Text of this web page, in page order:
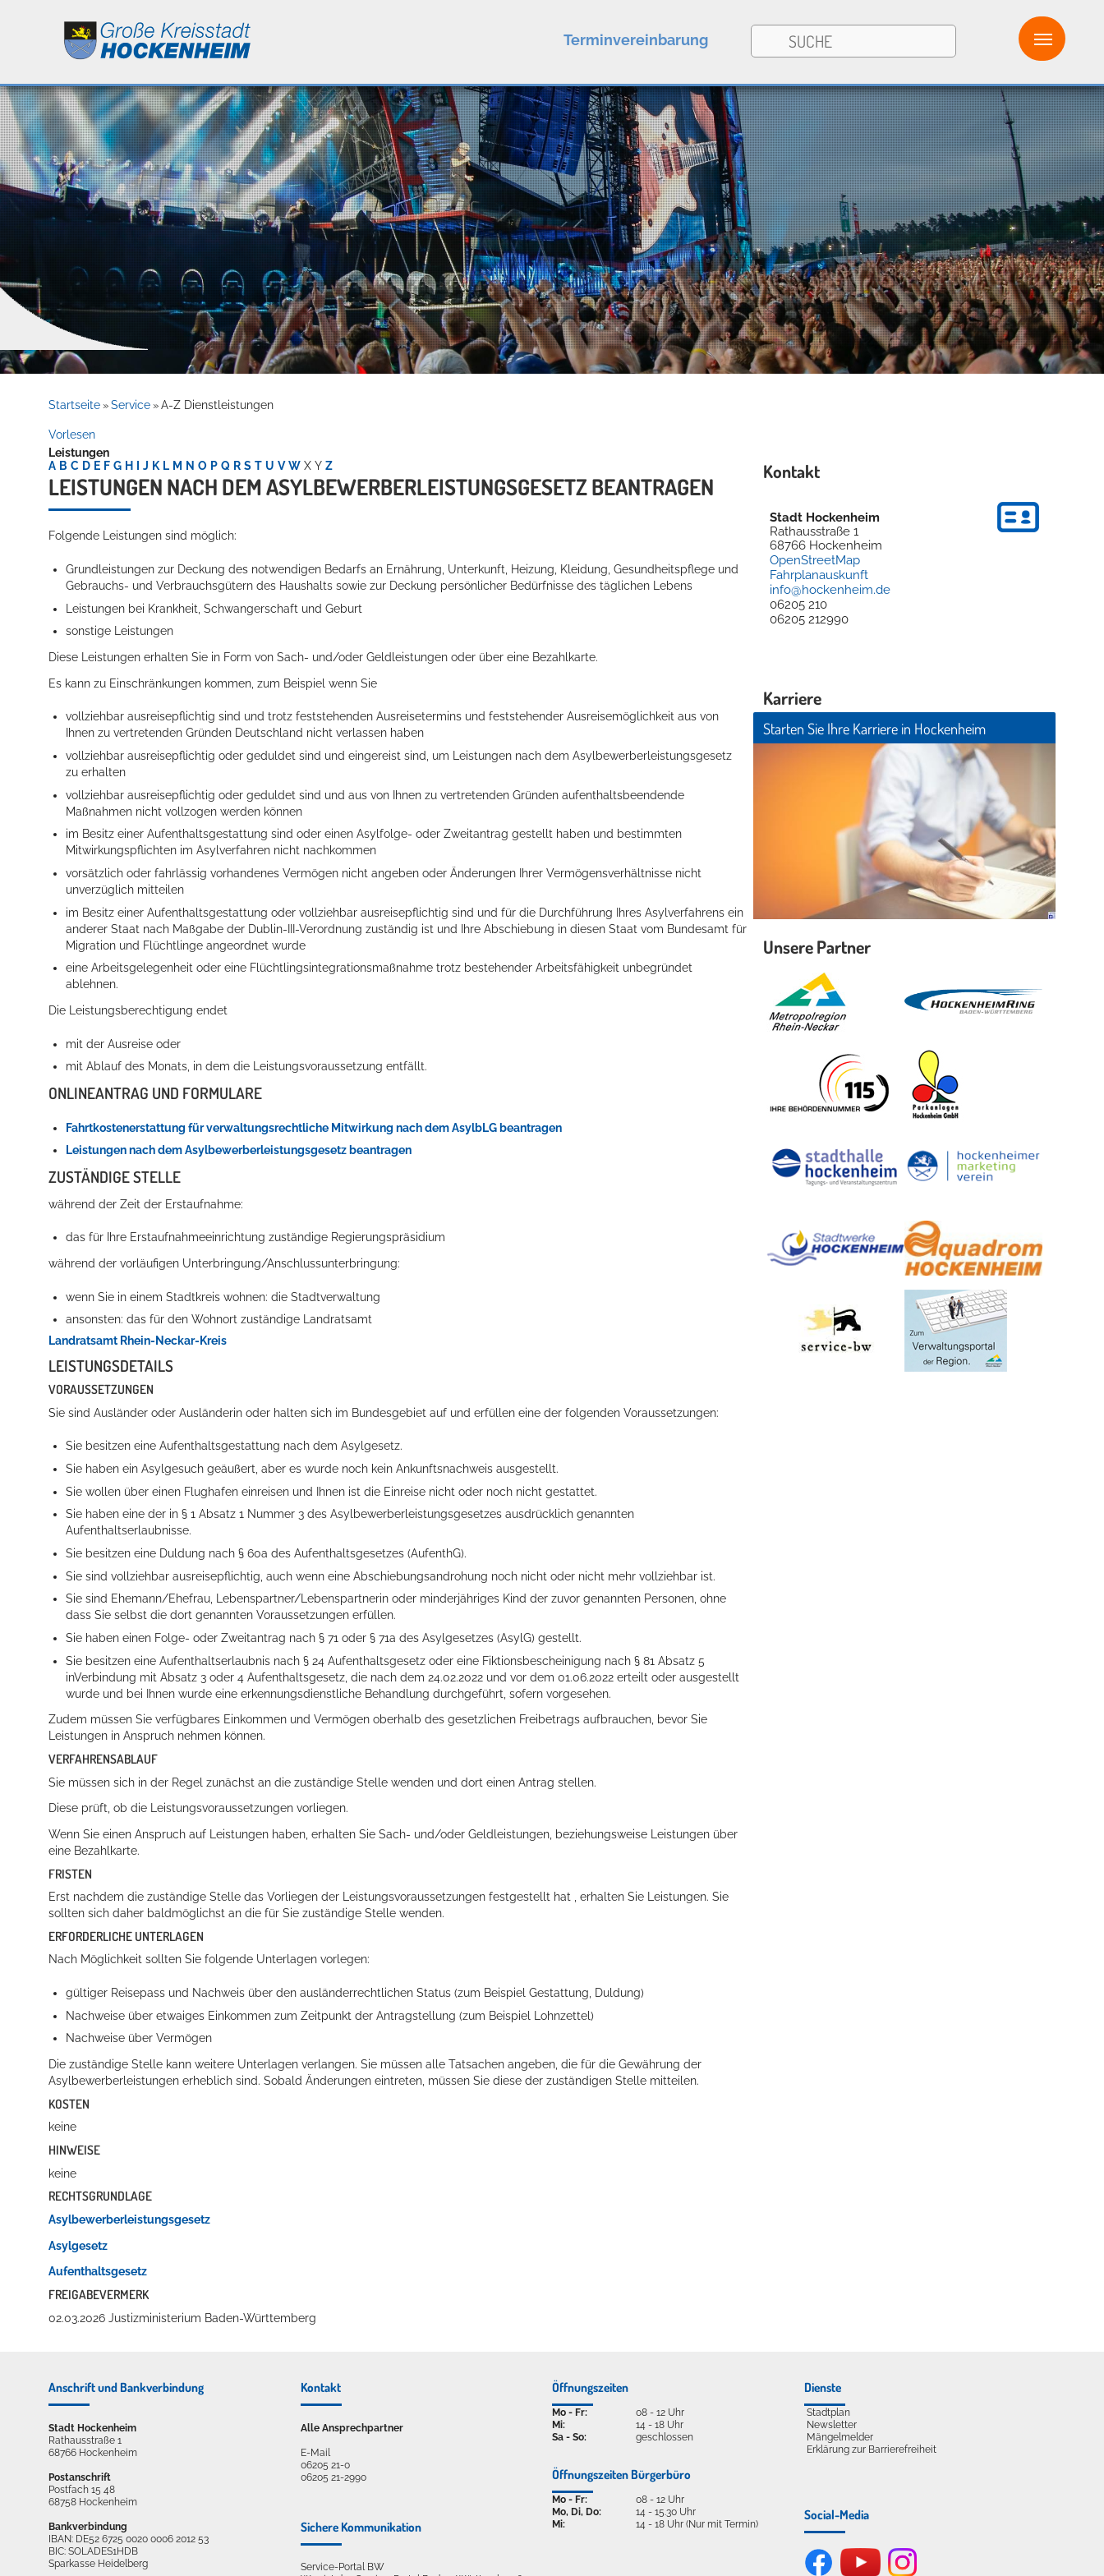
Leben
Kultur
Service
Terminvereinbarung
Willkommen in Hockenheim
Konzerte, Tagungen und vieles mehr
Die Stadthalle Hockenheim bietet den perfekten Standort für Events aller Art!
mehr dazu...
Erleben in Hockenheim
Startseite » Service » A-Z Dienstleistungen
Vorlesen
Leistungen
A B C D E F G H J K L M N O P Q R S T U V W X Y Z
LEISTUNGEN NACH DEM ASYLBEWERBERLEISTUNGSGESETZ BEANTRAGEN
Folgende Leistungen sind möglich:
Grundleistungen zur Deckung des notwendigen Bedarfs an Ernährung, Unterkunft, Heizung, Kleidung, Gesundheitspflege und
Gebrauchs- und Verbrauchsgütern des Haushalts sowie zur Deckung persönlicher Bedürfnisse des täglichen Lebens
Leistungen bei Krankheit, Schwangerschaft und Geburt
sonstige Leistungen
Diese Leistungen erhalten Sie in Form von Sach- und/oder Geldleistungen oder über eine Bezahlkarte.
Es kann zu Einschränkungen kommen, zum Beispiel wenn Sie
vollziehbar ausreisepflichtig sind und trotz feststehenden Ausreisetermins und feststehender Ausreisemöglichkeit aus von
Ihnen zu vertretenden Gründen Deutschland nicht verlassen haben
vollziehbar ausreisepflichtig oder geduldet sind undeingereist sind, um Leistungen nach dem Asylbewerberleistungsgesetz
zu erhalten
vollziehbar ausreisepflichtig oder geduldet sind und aus von Ihnen zu vertretenden Gründen aufenthaltsbeendende
Maßnahmen nicht vollzogen werden können
im Besitz einer Aufenthaltsgestattung sind oder einen Asylfolge- oder Zweitantrag gestellt haben und bestimmten
Mitwirkungspflichten im Asylverfahren nicht nachkommen
vorsätzlich oder fahrlässig vorhandenes Vermögen nicht angeben oder Änderungen Ihrer Vermögensverhältnisse nicht
unverzüglich mitteilen
im Besitz einer Aufenthaltsgestattung oder vollziehbar ausreisepflichtig sind und für die Durchführung Ihres Asylverfahrens ein
anderer Staat nach Maßgabe der Dublin-III-Verordnung zuständig ist und Ihre Abschiebung in diesen Staat vom Bundesamt für
Migration und Flüchtlinge angeordnet wurde
eine Arbeitsgelegenheit oder eine Flüchtlingsintegrationsmaßnahme trotz bestehender Arbeitsfähigkeit unbegründet
ablehnen.
Die Leistungsberechtigung endet
mit der Ausreise oder
mit Ablauf des Monats, in demdie Leistungsvoraussetzung entfällt.
ONLINEANTRAG UND FORMULARE
Fahrtkostenerstattung für verwaltungsrechtliche Mitwirkung nach dem AsylbLG beantragen
Leistungen nach dem Asylbewerberleistungsgesetz beantragen
ZUSTÄNDIGE STELLE
während der Zeit der Erstaufnahme:
das für Ihre Erstaufnahmeeinrichtung zuständige Regierungspräsidium
während der vorläufigen Unterbringung/Anschlussunterbringung:
wenn Sie in einem Stadtkreis wohnen: die Stadtverwaltung
ansonsten: das für den Wohnort zuständige Landratsamt
Landratsamt Rhein-Neckar-Kreis
LEISTUNGSDETAILS
VORAUSSETZUNGEN
Sie sind Ausländer oder Ausländerin oder halten sich im Bundesgebiet auf und erfüllen eine der folgenden Voraussetzungen:
Sie besitzen eine Aufenthaltsgestattung nach dem Asylgesetz.
Sie haben ein Asylgesuch geäußert, aber es wurde noch kein Ankunftsnachweis ausgestellt.
Sie wollen über einen Flughafen einreisen und Ihnen ist die Einreise nicht oder noch nicht gestattet.
Sie haben eine der in § 1 Absatz 1 Nummer 3 des Asylbewerberleistungsgesetzes ausdrücklich genannten
Aufenthaltserlaubnisse.
Sie besitzen eine Duldung nach § 60a des Aufenthaltsgesetzes (AufenthG).
Sie sind vollziehbar ausreisepflichtig, auch wenn eine Abschiebungsandrohung noch nicht oder nicht mehr vollziehbar ist.
Sie sind Ehemann/Ehefrau, Lebenspartner/Lebenspartnerin oder minderjähriges Kind der zuvor genannten Personen, ohne
dass Sie selbst die dort genannten Voraussetzungen erfüllen.
Sie haben einen Folge- oder Zweitantrag nach § 71 oder § 71a des Asylgesetzes (AsylG) gestellt.
Sie besitzen eine Aufenthaltserlaubnis nach § 24 Aufenthaltsgesetz oder eine Fiktionsbescheinigung nach § 81 Absatz 5
inVerbindung mit Absatz 3 oder 4 Aufenthaltsgesetz, die nach dem 24.02.2022 und vor dem 01.06.2022 erteilt oder ausgestellt
wurde und bei Ihnen wurde eine erkennungsdienstliche Behandlung durchgeführt, sofern vorgesehen.
Zudem müssen Sie verfügbares Einkommen und Vermögen oberhalb des gesetzlichen Freibetrags aufbrauchen, bevor Sie
Leistungen in Anspruch nehmen können.
VERFAHRENSABLAUF
Sie müssen sich in der Regel zunächst an die zuständige Stelle wenden und dort einen Antrag stellen.
Diese prüft, ob die Leistungsvoraussetzungen vorliegen.
Wenn Sie einen Anspruch auf Leistungen haben, erhalten Sie Sach- und/oder Geldleistungen, beziehungsweise Leistungen über
eine Bezahlkarte.
FRISTEN
Erst nachdem die zuständige Stelle das Vorliegen der Leistungsvoraussetzungen festgestellt hat , erhalten Sie Leistungen. Sie
sollten sich daher baldmöglichst an die für Sie zuständige Stelle wenden.
ERFORDERLICHE UNTERLAGEN
Nach Möglichkeit sollten Sie folgende Unterlagen vorlegen:
gültiger Reisepass und Nachweis über den ausländerrechtlichen Status (zum Beispiel Gestattung, Duldung)
Nachweise über etwaiges Einkommen zum Zeitpunkt der Antragstellung (zum Beispiel Lohnzettel)
Nachweise über Vermögen
Die zuständige Stelle kann weitere Unterlagen verlangen. Sie müssen alle Tatsachen angeben, die für die Gewährung der
Asylbewerberleistungen erheblich sind. Sobald Änderungen eintreten, müssen Sie diese der zuständigen Stelle mitteilen.
KOSTEN
keine
HINWEISE
keine
RECHTSGRUNDLAGE
Asylbewerberleistungsgesetz
Asylgesetz
Aufenthaltsgesetz
FREIGABEVERMERK
02.03.2026 Justizministerium Baden-Württemberg
Kontakt
Stadt Hockenheim
Rathausstraße 1
68766 Hockenheim
OpenStreetMap
Fahrplanauskunft
info@hockenheim.de
06205 210
06205 212990
Karriere
Starten Sie Ihre Karriere in Hockenheim
Unsere Partner
Anschrift und Bankverbindung
Stadt Hockenheim
Rathausstraße 1
68766 Hockenheim
Postanschrift
Postfach 15 48
68758 Hockenheim
Bankverbindung
IBAN: DE52 6725 0020 0006 2012 53
BIC: SOLADES1HDB
Sparkasse Heidelberg
Kontakt
Alle Ansprechpartner
E-Mail
06205 21-0
06205 21-2990
Sichere Kommunikation
Service-Portal BW
Öffnungszeiten
Mo - Fr:
Mi:
Sa - So:
08 - 12 Uhr
14 - 18 Uhr
geschlossen
Öffnungszeiten Bürgerbüro
Mo - Fr:
Mo, Di, Do:
Mi:
08 - 12 Uhr
14 - 15.30 Uhr
14 - 18 Uhr (Nur mit Termin)
Dienste
Stadtplan
Newsletter
Mängelmelder
Erklärung zur Barrierefreiheit
Social-Media